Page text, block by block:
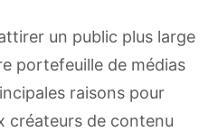
un public plus large
portefeuille de médias
raisons pour
créateurs de contenu